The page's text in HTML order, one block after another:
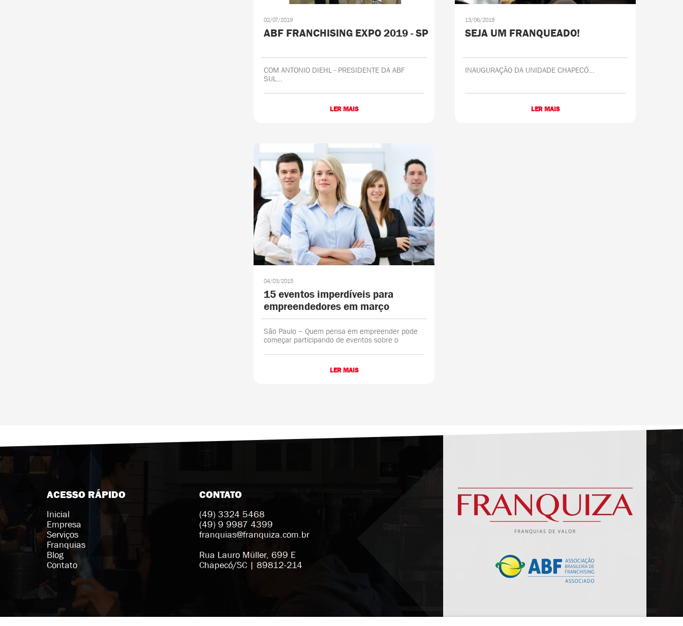
ABF FRANCHISING EXPO 2019 - SP
02/07/2019
COM ANTONIO DIEHL - PRESIDENTE DA ABF
SUL...
LER MAIS
SEJA UM FRANQUEADO!
13/06/2019
INAUGURAÇÃO DA UNIDADE CHAPECÓ...
LER MAIS
15 eventos imperdíveis para
empreendedores em março
04/03/2015
São Paulo – Quem pensa em empreender pode
começar participando de eventos sobre o
networking e se aprofundar em determinado
mercado ou assunto. Em março, a agenda do
empreendedor de......LER MAIS
ACESSO RÁPIDO
Inicial
Empresa
Serviços
Franquias
Blog
Contato
CONTATO
(49) 3324 5468
(49) 9 9987 4399
franquias@franquiza.com.br
Rua Lauro Müller, 699 E
Chapecó/SC | 89812-214